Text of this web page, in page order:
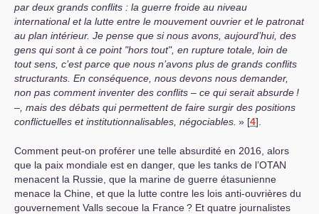
par deux grands conflits : la guerre froide au niveau
international et la lutte entre le mouvement ouvrier et le patronat
au plan intérieur. Je pense que si nous avons, aujourd’hui, des
gens qui sont à ce point "hors tout", en rupture totale, loin de
tout sens, c’est parce que nous n’avons plus de grands conflits
structurants. En conséquence, nous devons nous demander,
non pas comment inventer des conflits – ce qui serait absurde !
–, mais des débats qui permettent de faire surgir des positions
conflictuelles et institutionnalisables, négociables. » [4]
Comment peut-on proférer une telle absurdité en 2016, alors
que la paix mondiale est en danger, que les tanks de l’OTAN
menacent la Russie, que la marine de guerre étasunienne
menace la Chine, et que la lutte contre les lois anti-ouvrières du
gouvernement Valls secoue la France? Et quatre journalistes